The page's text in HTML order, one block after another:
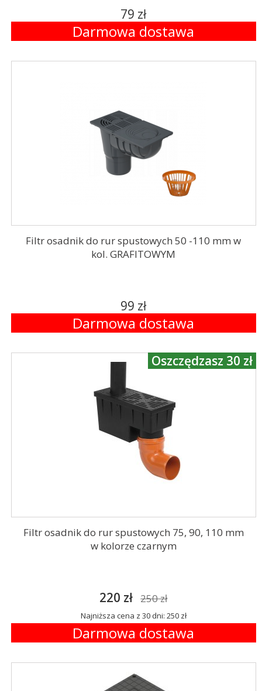
79 zł
Darmowa dostawa
Filtr osadnik do rur spustowych 50 -110 mm w
kol. GRAFITOWYM
99 zł
Darmowa dostawa
Filtr osadnik do rur spustowych 75, 90, 110 mm
w kolorze czarnym
220 zł 250 zł
Najniższa cena z 30 dni: 250 zł
Darmowa dostawa
Oszczędzasz 30 zł